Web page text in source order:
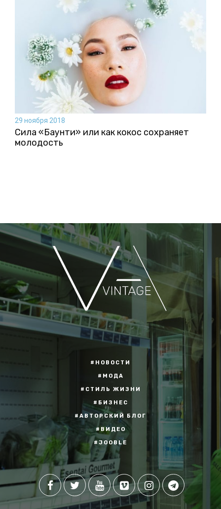
29 ноября 2018
Сила «Баунти» или как кокос сохраняет
молодость
#НОВОСТИ
#МОДА
#СТИЛЬ ЖИЗНИ
#БИЗНЕС
#АВТОРСКИЙ БЛОГ
#ВИДЕО
#JOOBLE